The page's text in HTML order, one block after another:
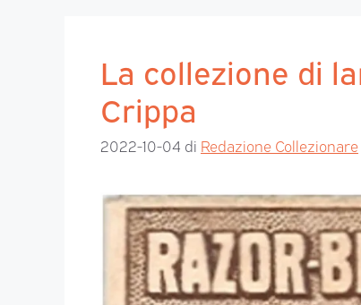
La collezione di
Crippa
2022-10-04 di Redazione Collezionare